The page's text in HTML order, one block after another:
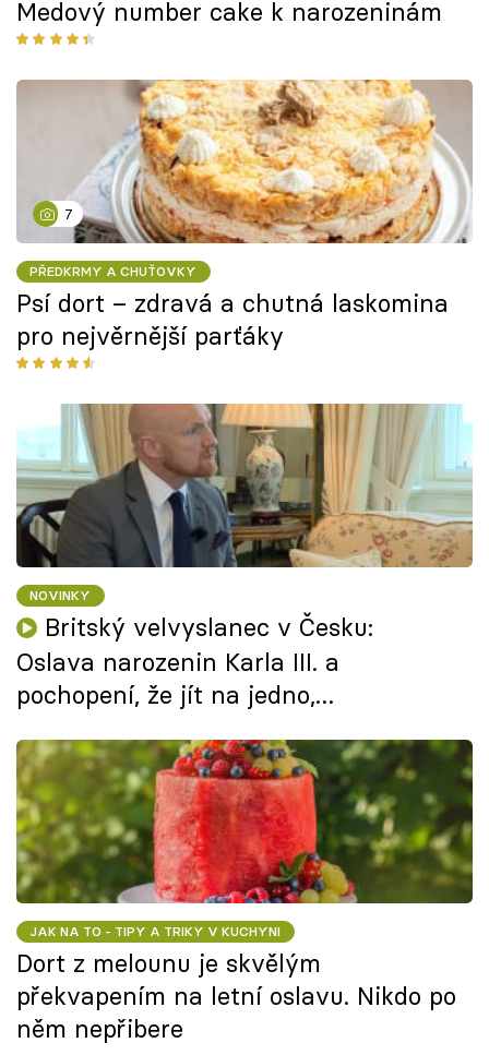
Medový number cake k narozeninám
7
PŘEDKRMY A CHUŤOVKY
Psí dort – zdravá a chutná laskomina
pro nejvěrnější parťáky
NOVINKY
Britský velvyslanec v Česku:
Oslava narozenin Karla III. a
pochopení, že jít na jedno,
JAK NA TO - TIPY A TRIKY V KUCHYNI
Dort z melounu je skvělým
překvapením na letní oslavu. Nikdo po
něm nepřibere